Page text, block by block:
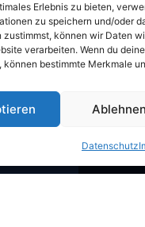
Erlebnis zu bieten,
zu speichern und/oder
zustimmst, können wir Daten
verarbeiten. Wenn du
bestimmte Merkmale
Ablehnen
Datenschutz
940
444
CheckIn:
CheckOut:
Mo- Sa:
Sonntag: